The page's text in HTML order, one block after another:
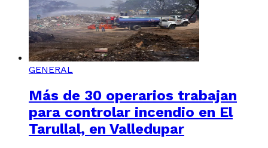
GENERAL
Más de 30 operarios trabajan
para controlar incendio en El
Tarullal, en Valledupar